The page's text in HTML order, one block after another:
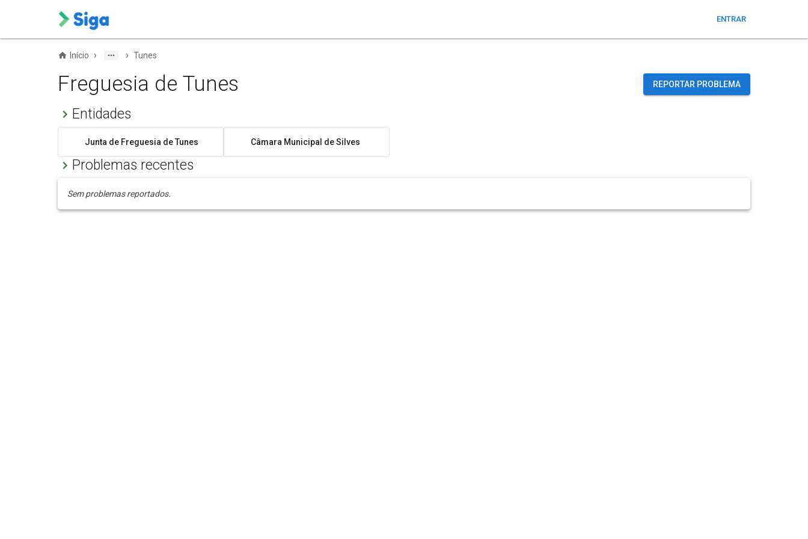
ENTRAR
Início › › Tunes
Freguesia de Tunes REPORTAR PROBLEMA
Entidades
Junta de Freguesia de Tunes Câmara Municipal de Silves
Problemas recentes
Sem problemas reportados.